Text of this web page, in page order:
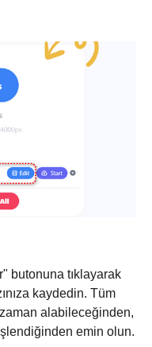
butonuna tıklayarak
kaydedin. Tüm
alabileceğinden,
emin olun.